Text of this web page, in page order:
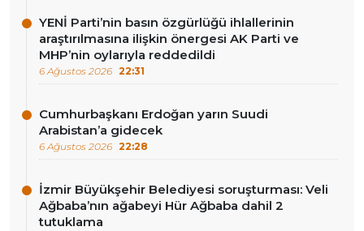
YENİ Parti’nin basın özgürlüğü ihlallerinin
araştırılmasına ilişkin önergesi AK Parti ve
MHP’nin oylarıyla reddedildi
6 Ağustos 2026 22:31
Cumhurbaşkanı Erdoğan yarın Suudi
Arabistan’a gidecek
6 Ağustos 2026 22:28
İzmir Büyükşehir Belediyesi soruşturması: Veli
Ağbaba’nın ağabeyi Hür Ağbaba dahil 2
tutuklama